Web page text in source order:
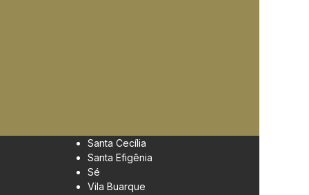
Santa Cecília
Santa Efigênia
Sé
Vila Buarque